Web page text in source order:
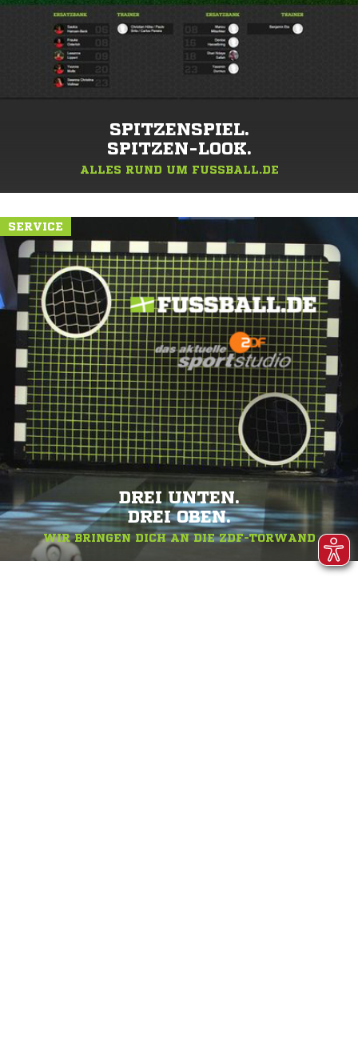
SPITZENSPIEL.
SPITZEN-LOOK.
ALLES RUND UM FUSSBALL.DE
SERVICE
DREI UNTEN.
DREI OBEN.
WIR BRINGEN DICH AN DIE ZDF-TORWAND